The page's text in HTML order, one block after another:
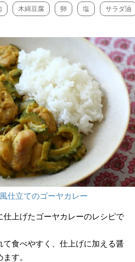
木綿豆腐 卵 塩 サラダ油
仕立てのゴーヤカレー
仕上げたゴーヤカレーのレシピで
て食べやすく、仕上げに加える醤
す。